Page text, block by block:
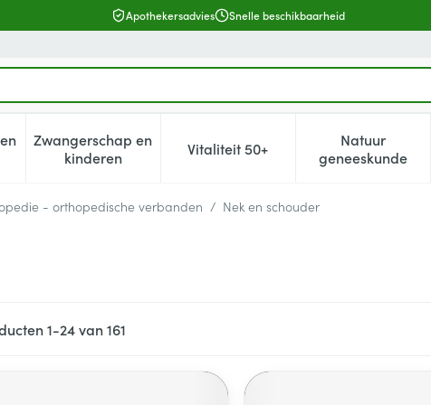
Apothekersadvies Snelle beschikbaarheid
verzorging en hygiëne categorie
voor Dieet, voeding en vitamines categorie
Zwangerschap en
kinderenToon submenu voor Zwangerschap en kinderen
Vitaliteit 50+Toon submenu voor Vitaliteit
Natuur
geneeskunde
Toon
- orthopedische verbanden / Nek en schouder
1-24van161